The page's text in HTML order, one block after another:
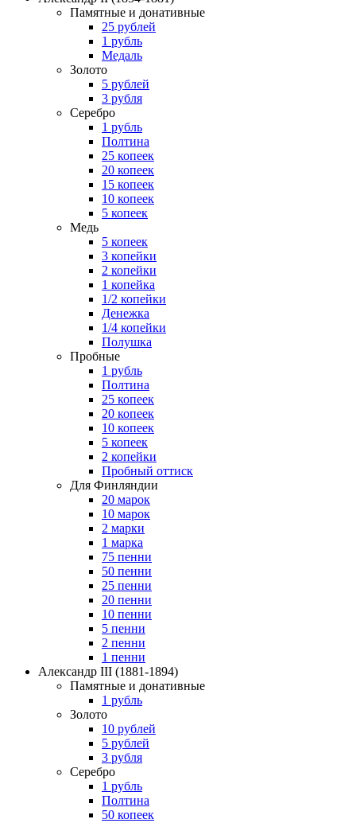
Памятные и донативные
25 рублей
1 рубль
Медаль
Золото
5 рублей
3 рубля
Серебро
1 рубль
Полтина
25 копеек
20 копеек
15 копеек
10 копеек
5 копеек
Медь
5 копеек
3 копейки
2 копейки
1 копейка
1/2 копейки
Денежка
1/4 копейки
Полушка
Пробные
1 рубль
Полтина
25 копеек
20 копеек
10 копеек
5 копеек
2 копейки
Пробный оттиск
Для Финляндии
20 марок
10 марок
2 марки
1 марка
75 пенни
50 пенни
25 пенни
20 пенни
10 пенни
5 пенни
2 пенни
1 пенни
Александр III (1881-1894)
Памятные и донативные
1 рубль
Золото
10 рублей
5 рублей
3 рубля
Серебро
1 рубль
Полтина
50 копеек